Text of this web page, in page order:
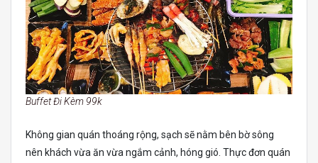
Buffet Đi Kèm 99k
Không gian quán thoáng rộng, sạch sẽ nằm bên bờ sông
nên khách vừa ăn vừa ngắm cảnh, hóng gió. Thực đơn quán